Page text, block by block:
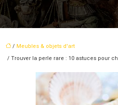
/ Meubles & objets d'art
/ Trouver la perle rare : 10 astuces pour